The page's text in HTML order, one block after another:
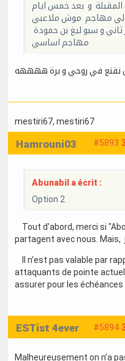
المقبلة و بعد خمس ايام
مهاجم موش ملاعبي
ثاني و سبو ليغ بن حمودة
مهاجم اساسي
نقنع في روحي و برة ههههه
mestiri67, mestiri67
#5893
Hamrouni03
Abunabil a écrit :
Option 2
Tout d'abord, merci si
partagent avec nous.
Il n'est pas valable par
attaquants de pointe
assurer pour les
#5894
ESTist 4ever
Malheureusement on n’a